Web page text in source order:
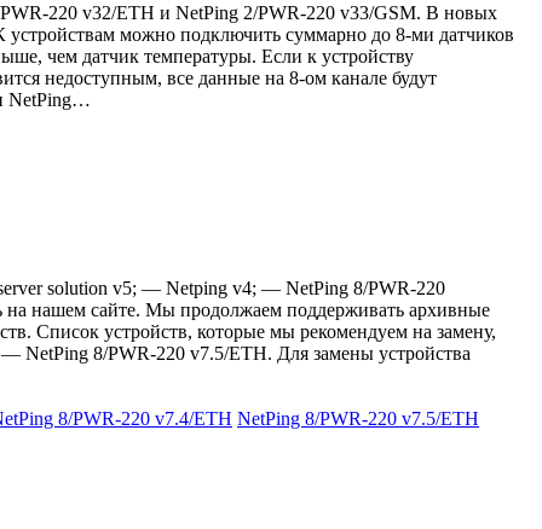
220 v32/ETH и NetPing 2/PWR-220 v33/GSM. В новых
можно подключить суммарно до 8-ми датчиков
чем датчик температуры. Если к устройству
недоступным, все данные на 8-ом канале будут
NetPing…
solution v5; — Netping v4; — NetPing 8/PWR-220
нашем сайте. Мы продолжаем поддерживать архивные
Список устройств, которые мы рекомендуем на замену,
8/PWR-220 v7.5/ETH. Для замены устройства
8/PWR-220 v7.4/ETH NetPing 8/PWR-220 v7.5/ETH